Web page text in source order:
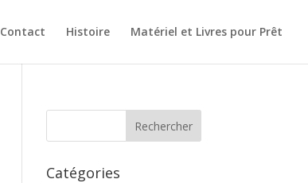
Contact Histoire Matériel et Livres pour Prêt
Catégories